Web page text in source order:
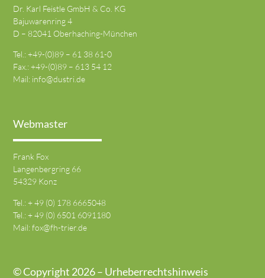
Dr. Karl Feistle GmbH & Co. KG
Bajuwarenring 4
D – 82041 Oberhaching-München
Tel.: +49-(0)89 – 61 38 61-0
Fax.: +49-(0)89 – 613 54 12
Mail: info@dustri.de
Webmaster
Frank Fox
Langenbergring 66
54329 Konz
Tel.: + 49 (0) 178 6665048
Tel.: + 49 (0) 6501 6091180
Mail:fox@fh-trier.de
© Copyright 2026 – Urheberrechtshinweis